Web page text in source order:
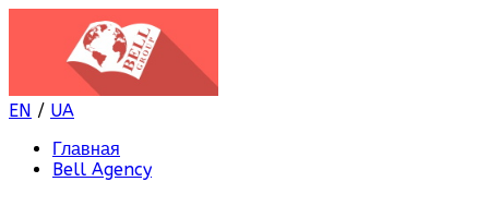
EN / UA
Главная
Bell Agency